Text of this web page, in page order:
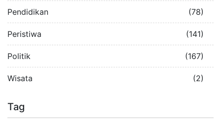
Pendidikan (78)
Peristiwa (141)
Politik (167)
Wisata (2)
Tag